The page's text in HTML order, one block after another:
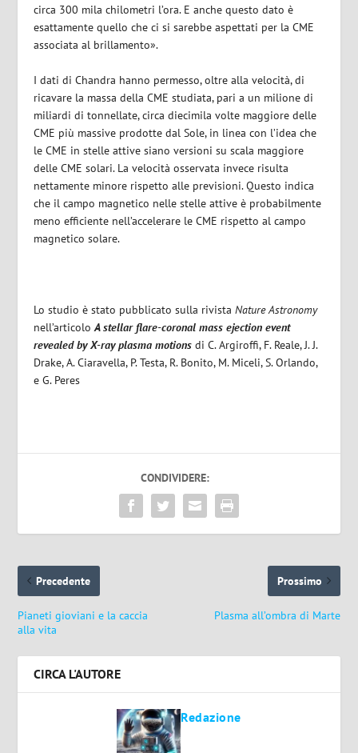
circa 300 mila chilometri l’ora. E anche questo dato è
esattamente quello che ci si sarebbe aspettati per la CME
associata al brillamento».
I dati di Chandra hanno permesso, oltre alla velocità, di
ricavare la massa della CME studiata, pari a un milione di
miliardi di tonnellate, circa diecimila volte maggiore delle
CME più massive prodotte dal Sole, in linea con l’idea che
le CME in stelle attive siano versioni su scala maggiore
delle CME solari. La velocità osservata invece risulta
nettamente minore rispetto alle previsioni. Questo indica
che il campo magnetico nelle stelle attive è probabilmente
meno efficiente nell’accelerare le CME rispetto al campo
magnetico solare.
Lo studio è stato pubblicato sulla rivistaNature Astronomy
nell’articoloA stellar flare-coronal mass ejection event
revealed by X-ray plasma motions di C. Argiroffi, F. Reale, J. J.
Drake, A. Ciaravella, P. Testa, R. Bonito, M. Miceli, S. Orlando,
e G. Peres
CONDIVIDERE:
Precedente
Pianeti gioviani e la caccia
alla vita
Prossimo
Plasma all’ombra di Marte
CIRCA L'AUTORE
Redazione